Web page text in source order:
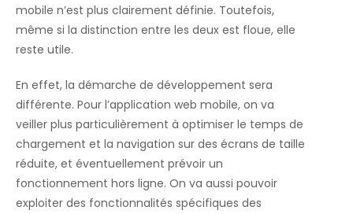
mobile n’est plus clairement définie. Toutefois,
même si la distinction entre les deux est floue, elle
reste utile.
En effet, la démarche de développement sera
différente. Pour l’application web mobile, on va
veiller plus particulièrement à optimiser le temps de
chargement et la navigation sur des écrans de taille
réduite, et éventuellement prévoir un
fonctionnement hors ligne. On va aussi pouvoir
exploiter des fonctionnalités spécifiques des